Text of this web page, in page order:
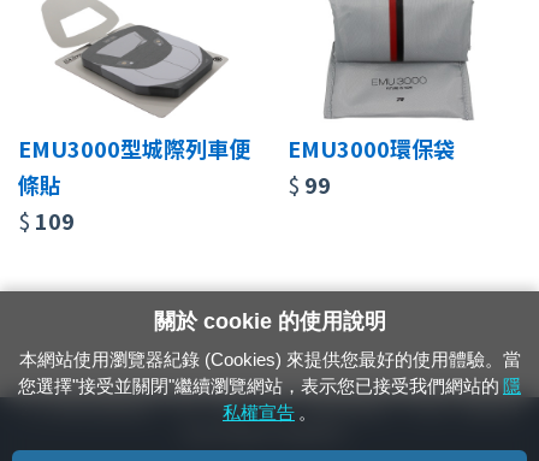
EMU3000型城際列車便
條貼
$ 109
EMU3000環保袋
$ 99
24小時緊急通報電話：1933（市話、手機，僅限發現軌道、平交道、橋樑及隧
關於 cookie 的使用說明
本網站使用瀏覽器紀錄 (Cookies) 來提供您最好的使用體驗。當
您選擇"接受並關閉"繼續瀏覽網站，表示您已接受我們網站的 隱
私權宣告 。